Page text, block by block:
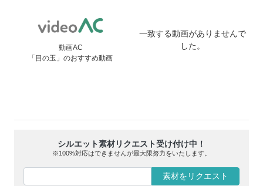
動画AC
「目の玉」のおすすめ動画
一致する動画がありませんで
した。
シルエット素材リクエスト受け付け中！
※100%対応はできませんが最大限努力をいたします。
素材をリクエスト